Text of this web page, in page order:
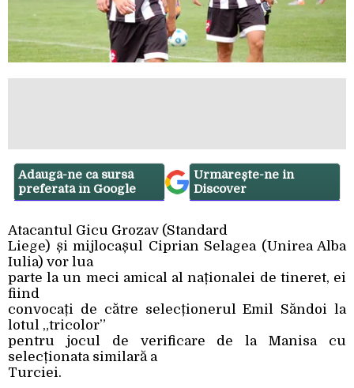
Adaugă-ne ca sursă
preferată în Google
Urmărește-ne in
Discover
Atacantul Gicu Grozav (Standard
Liege) și mijlocașul Ciprian Selagea (Unirea Alba
Iulia) vor lua
parte la un meci amical al naționalei de tineret, ei
fiind
convocați de către selecționerul Emil Săndoi la
lotul „tricolor”
pentru jocul de verificare de la Manisa cu
selecționata similară a
Turciei.